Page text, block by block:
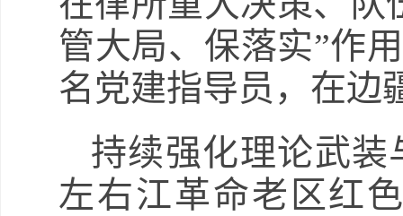
管大局、保落实”作
名党建指导员，在边
持续强化理论武
左右江革命老区红